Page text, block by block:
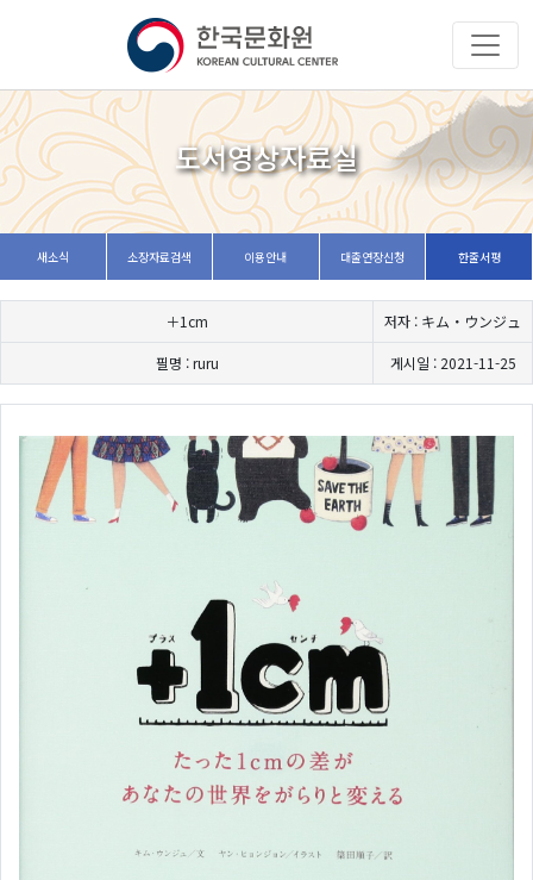
도서영상자료실
새소식 소장자료검색 이용안내 대출연장신청 한줄서평
＋1cm 저자 : キム・ウンジュ
필명 : ruru 게시일 : 2021-11-25